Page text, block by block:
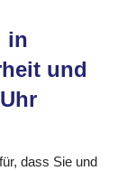
in
und
dass Sie und